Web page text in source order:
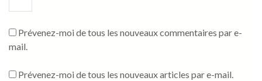
Prévenez-moi de tous les nouveaux commentaires par e-
mail.
Prévenez-moi de tous les nouveaux articles par e-mail.